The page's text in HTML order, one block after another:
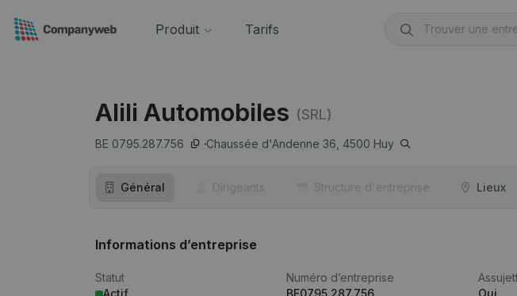
Produit Tarifs
Alili Automobiles (SRL)
BE 0795.287.756 Chaussée d'Andenne 36, 4500 Huy
Général Dirigeants Structure d'entreprise Lieux
Informations d’entreprise
Statut
Actif
Numéro d’entreprise
BE0795.287.756
Oui